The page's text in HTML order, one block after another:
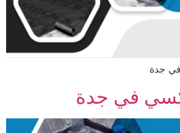
جدة
في جدة